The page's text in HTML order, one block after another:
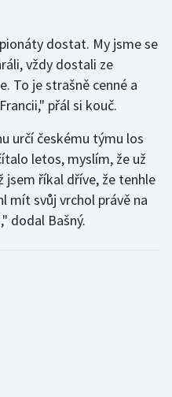
dostat. My jsme se
vždy dostali ze
To je strašně cenné a
přál si kouč.
určí českému týmu los
letos, myslím, že už
jsem říkal dříve, že tenhle
mít svůj vrchol právě na
dodal Bašný.